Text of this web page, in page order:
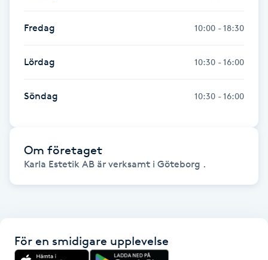
IPL hårborttagning
IR-massage
Japansk massage
K
Katun fransar
Keratinbehandling
Fredag 10:00 - 18:30
Lördag 10:30 - 16:00
Söndag 10:30 - 16:00
Om företaget
Karla Estetik AB är verksamt i Göteborg .
För en smidigare upplevelse